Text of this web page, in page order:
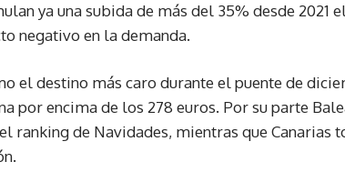
ya una subida de más del 35% desde 2021
negativo en la demanda.
el destino más caro durante el puente de
por encima de los 278 euros. Por su parte
ranking de Navidades, mientras que Canarias